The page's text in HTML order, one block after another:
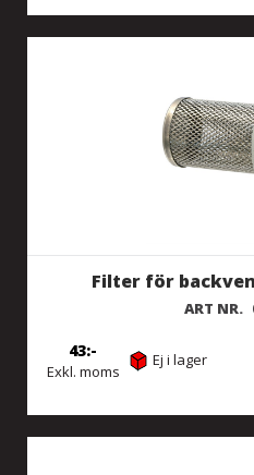
Filter för
ART NR.
Exkl. moms
43 Ej i lager